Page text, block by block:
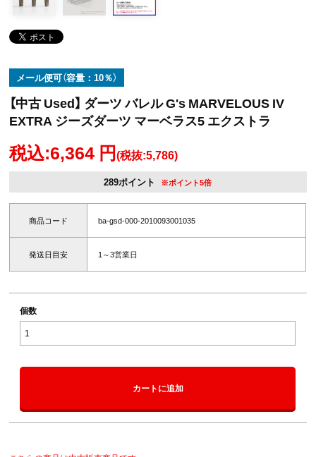
メール便可（容量：10％）
【中古 Used】 ダーツ バレル G's MARVELOUS IV
EXTRA ジーズダーツ マーベラス5 エクストラ
税込:6,364 円(税抜:5,786)
289ポイント ※ポイント5倍
商品コード ba-gsd-000-2010093001035
発送日目安 1～3営業日
個数
カートに追加